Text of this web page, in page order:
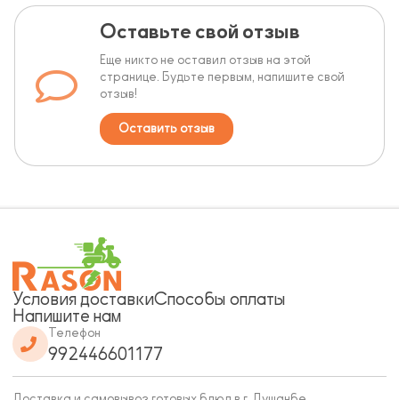
Оставьте свой отзыв
Еще никто не оставил отзыв на этой
странице. Будьте первым, напишите свой
отзыв!
Оставить отзыв
Условия доставкиСпособы оплаты
Напишите нам
Телефон
992446601177